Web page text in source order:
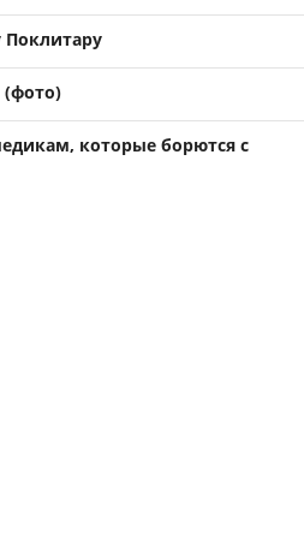
Поклитару
(фото)
которые борются с